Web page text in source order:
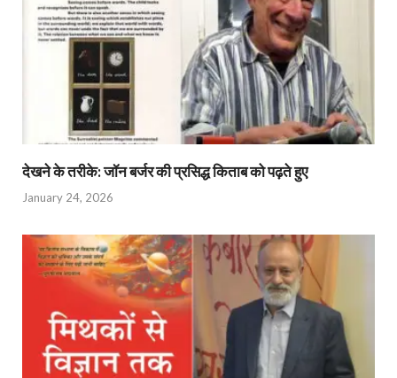
देखने के तरीके: जॉन बर्जर की प्रसिद्ध किताब को पढ़ते हुए
January 24, 2026